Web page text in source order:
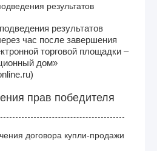
результатов
результатов
час после завершения
торговой площадки –
дом»
прав победителя
договора купли-продажи